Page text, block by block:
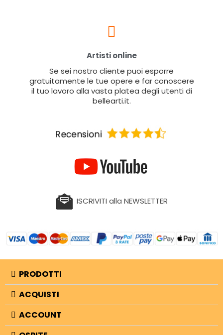
Artisti online
Se sei nostro cliente puoi esporre
gratuitamente le tue opere e far conoscere
il tuo lavoro alla vasta platea degli utenti di
bellearti.it.
ISCRIVITI alla NEWSLETTER
PRODOTTI
ACQUISTI
ACCOUNT